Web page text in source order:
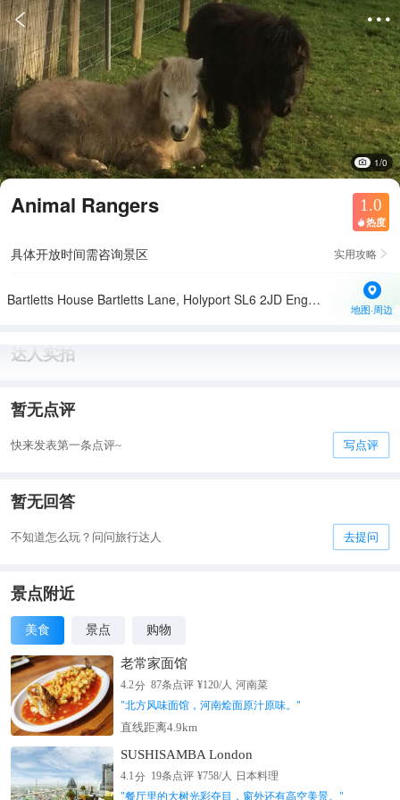
 
1/0
Animal Rangers 1.0
 热度
具体开放时间需咨询景区 实用攻略 
Bartletts House Bartletts Lane, Holyport SL6 2JD England
地图·周边
达人实拍
暂无点评
快来发表第一条点评~ 写点评
暂无回答
不知道怎么玩？问问旅行达人 去提问
景点附近
美食 景点 购物
老常家面馆
4.2分 87条点评 ¥120/人 河南菜
"北方风味面馆，河南烩面原汁原味。 "
直线距离4.9km
SUSHISAMBA London
4.1分 19条点评 ¥758/人 日本料理
"餐厅里的大树光彩夺目，窗外还有高空美景。 "